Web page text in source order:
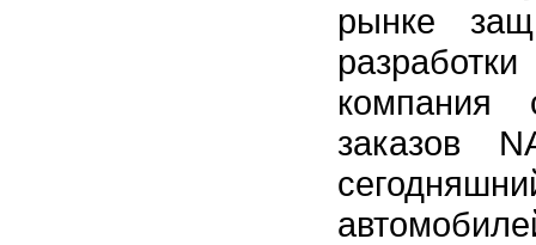
рынке
компания
заказов